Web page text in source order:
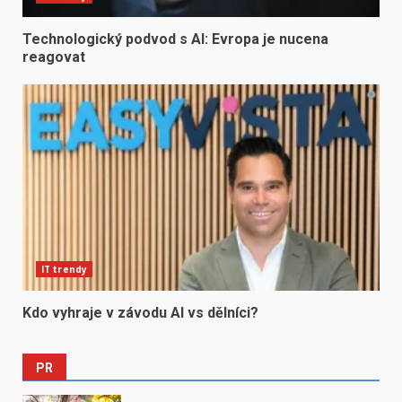
Technologický podvod s AI: Evropa je nucena
reagovat
IT trendy
Kdo vyhraje v závodu AI vs dělníci?
PR